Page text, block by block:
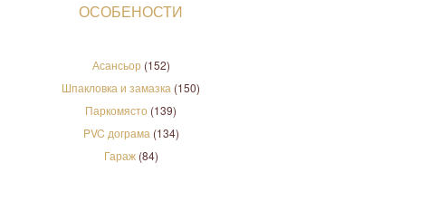
ОСОБЕНОСТИ
Асансьор (152)
Шпакловка и замазка (150)
Паркомясто (139)
PVC дограма (134)
Гараж (84)